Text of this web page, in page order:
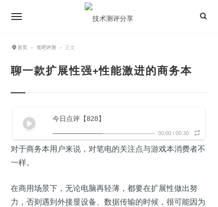
首页 › 笔吧评测 › 正文
聊一款扩展性强+性能激进的商务本
今日点评【828】
00:00 / 00:30
对于商务本用户来说，对笔电的关注点与游戏本消费者不
一样。
在商用场景下，无论电脑再轻薄，都要在扩展性做出努
力，否则遇到外接显设备、数据传输的时候，很可能因为